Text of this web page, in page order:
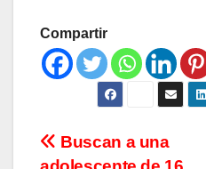
Compartir
Navegación
Buscan a una